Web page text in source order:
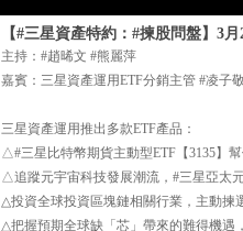
【#三星資產特約：#揀股問盤】3
主持：#趙晞文 #熊麗萍
嘉賓：三星資產運用ETF分銷主管 #凌子
三星資產運用推出多款ETF產品：
△#三星比特幣期貨主動型ETF【3135】
△追蹤元宇宙科技發展潮流，#三星亞太
△投資全球投資區塊鏈相關行業，主動揀
△把握預期全球缺「芯」帶來的難得機遇